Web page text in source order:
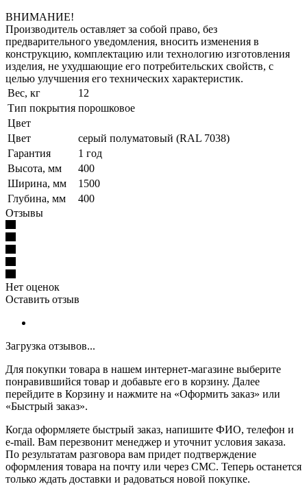
ВНИМАНИЕ!
Производитель оставляет за собой право, без
предварительного уведомления, вносить изменения в
конструкцию, комплектацию или технологию изготовления
изделия, не ухудшающие его потребительских свойств, с
целью улучшения его технических характеристик.
Вес, кг
12
Тип покрытия порошковое
Цвет
Цвет
серый полуматовый (RAL 7038)
Гарантия
1 год
Высота, мм
400
Ширина, мм
1500
Глубина, мм
400
Отзывы
Нет оценок
Оставить отзыв
Загрузка отзывов...
Для покупки товара в нашем интернет-магазине выберите
понравившийся товар и добавьте его в корзину. Далее
перейдите в Корзину и нажмите на «Оформить заказ» или
«Быстрый заказ».
Когда оформляете быстрый заказ, напишите ФИО, телефон и
e-mail. Вам перезвонит менеджер и уточнит условия заказа.
По результатам разговора вам придет подтверждение
оформления товара на почту или через СМС. Теперь останется
только ждать доставки и радоваться новой покупке.